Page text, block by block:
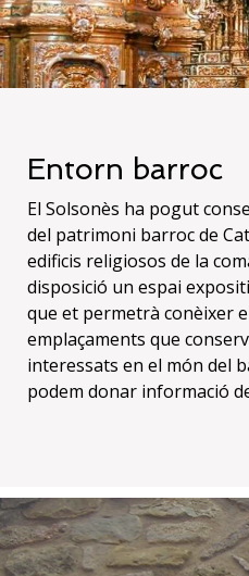
Entorn barroc
El Solsonès ha pogut
del patrimoni barroc de
edificis religiosos de la
disposició un espai
que et permetrà conèixer
emplaçaments que
interessats en el món del
podem donar informació